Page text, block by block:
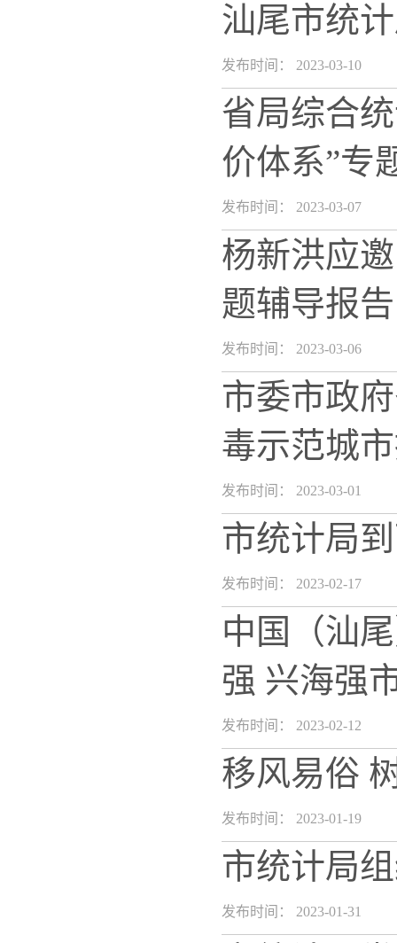
汕尾市统
发布时间： 2023-03-10
省局综合
价体系”专
发布时间： 2023-03-07
杨新洪应
题辅导报告
发布时间： 2023-03-06
市委市政
毒示范城
发布时间： 2023-03-01
市统计局
发布时间： 2023-02-17
中国（汕
强 兴海强
发布时间： 2023-02-12
移风易俗
发布时间： 2023-01-19
市统计局
发布时间： 2023-01-31